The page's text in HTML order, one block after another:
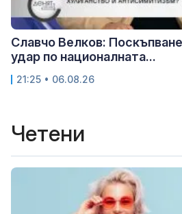
Славчо Велков:
удар по националната...
21:25 • 06.08.26
Четени